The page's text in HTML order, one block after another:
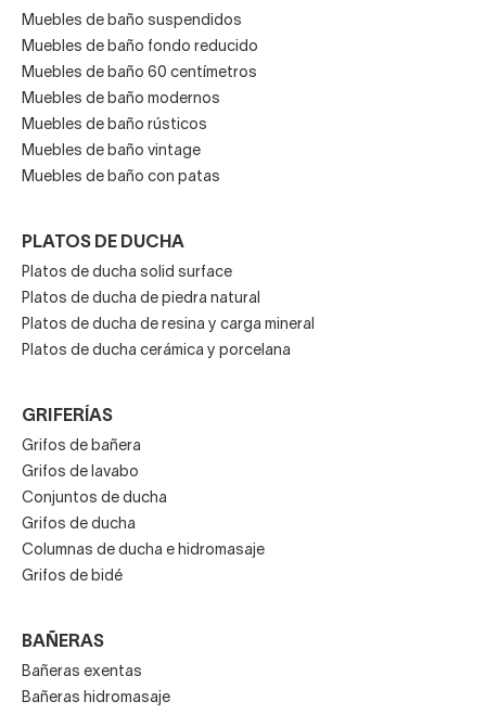
Muebles de baño suspendidos
Muebles de baño fondo reducido
Muebles de baño 60 centímetros
Muebles de baño modernos
Muebles de baño rústicos
Muebles de baño vintage
Muebles de baño con patas
PLATOS DE DUCHA
Platos de ducha solid surface
Platos de ducha de piedra natural
Platos de ducha de resina y carga mineral
Platos de ducha cerámica y porcelana
GRIFERÍAS
Grifos de bañera
Grifos de lavabo
Conjuntos de ducha
Grifos de ducha
Columnas de ducha e hidromasaje
Grifos de bidé
BAÑERAS
Bañeras exentas
Bañeras hidromasaje